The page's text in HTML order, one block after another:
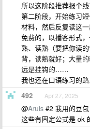
所以这阶段推荐报个线
第二阶段，开始练习
材料，然后反复读这
免费的，以播客形式
熟、读熟（要把你读
背，读熟就好；大量
远是挂钩的……
我也还在口语练习的路
492 Apr 27, 2025
@Aruis #2 我用的豆
这些有固定公式是 ok